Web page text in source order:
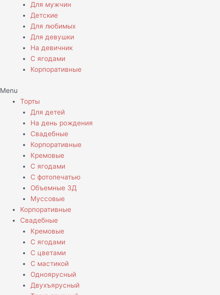
Для мужчин
Детские
Для любимых
Для девушки
На девичник
С ягодами
Корпоративные
Menu
Торты
Для детей
На день рождения
Свадебные
Корпоративные
Кремовые
С ягодами
С фотопечатью
Объемные 3Д
Муссовые
Корпоративные
Свадебные
Кремовые
С ягодами
С цветами
С мастикой
Одноярусный
Двухъярусный